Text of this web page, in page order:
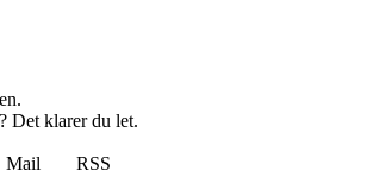
Det klarer du let.
Mail RSS